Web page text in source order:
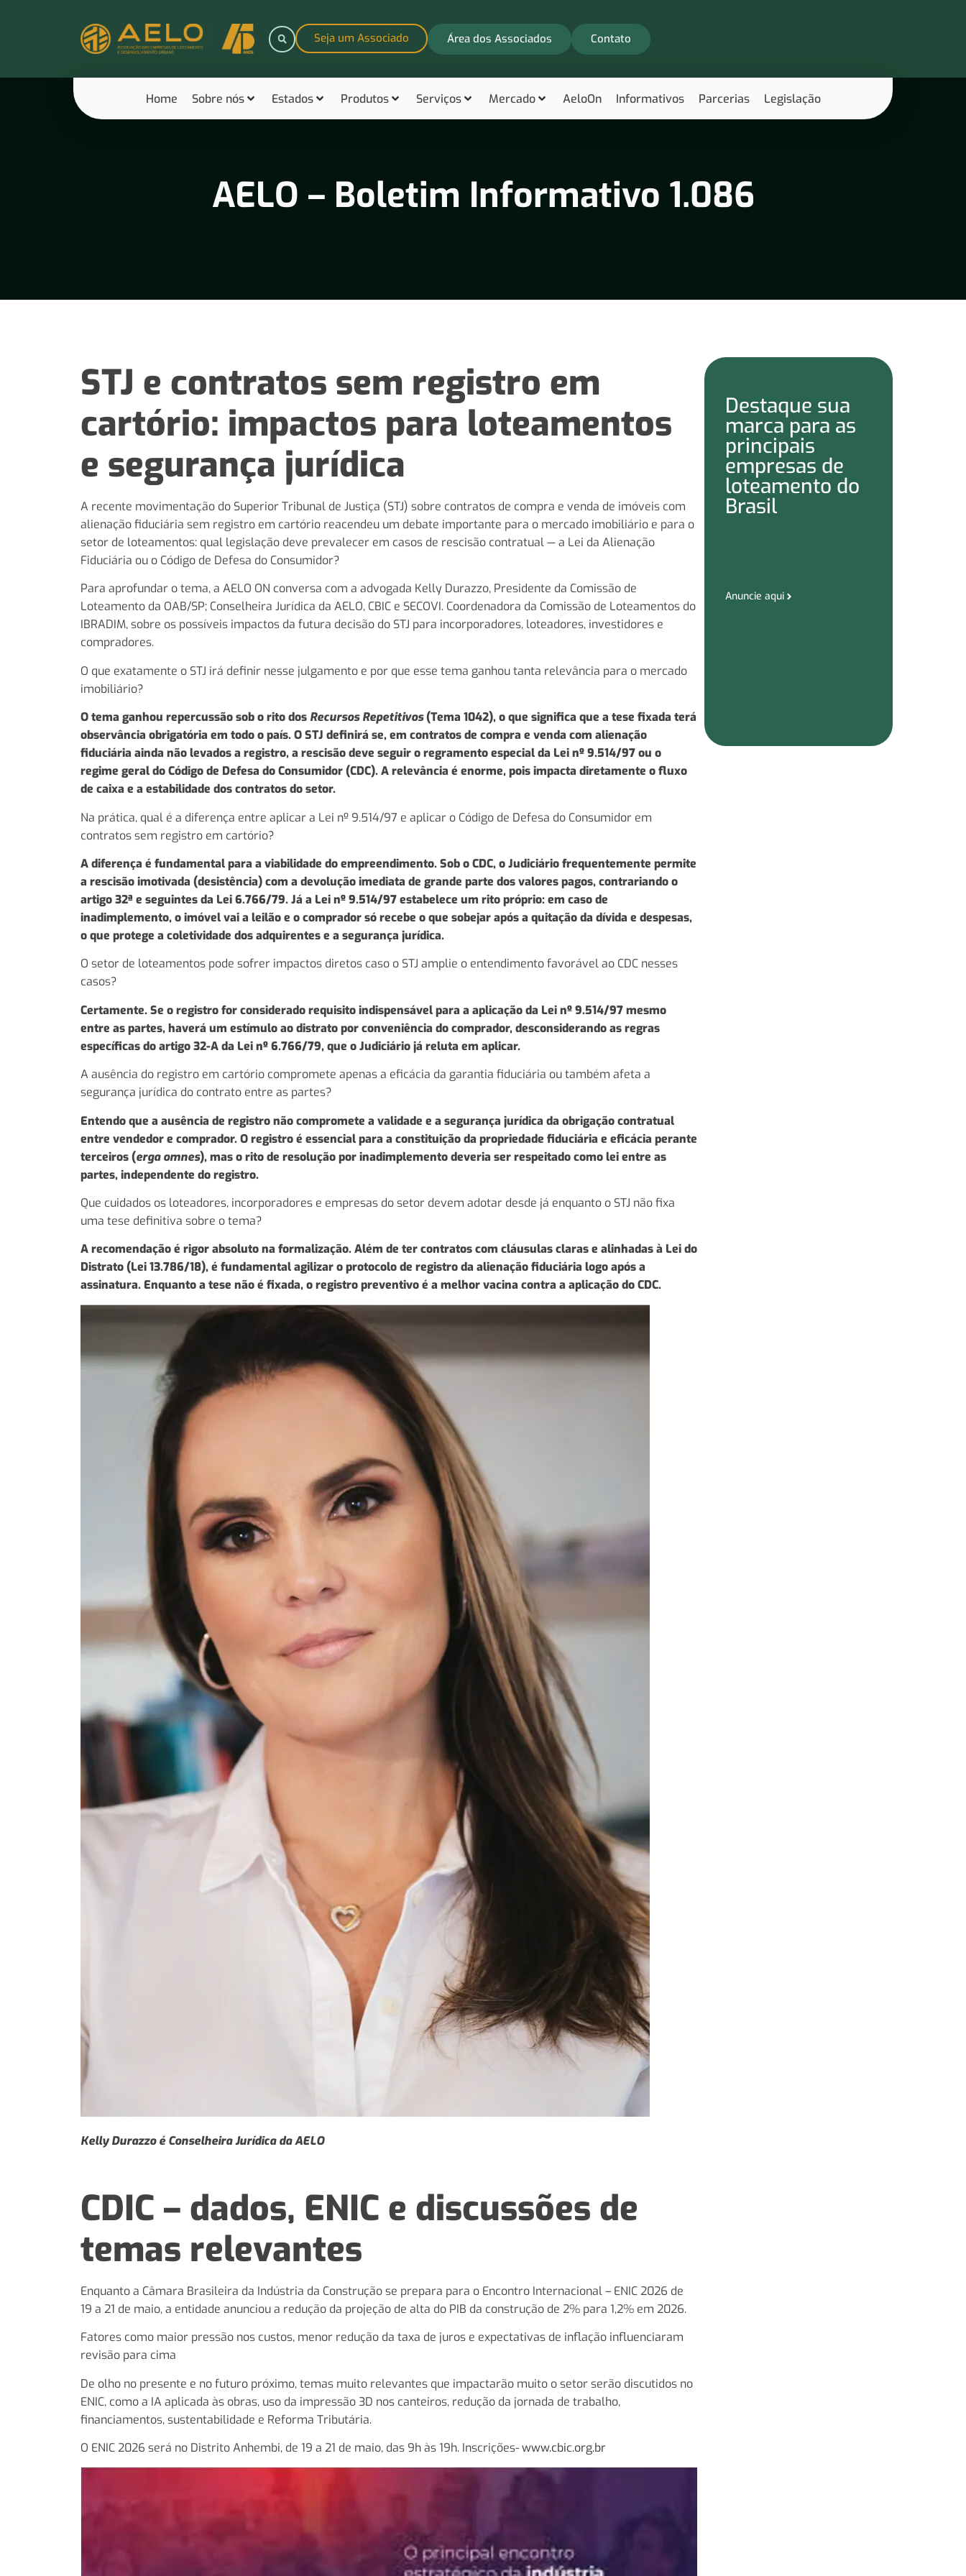
Seja um Associado Área dos Associados Contato
Home Sobre nós Estados Produtos Serviços Mercado AeloOn Informativos Parcerias Legislação
AELO – Boletim Informativo 1.086
STJ e contratos sem registro em
cartório: impactos para loteamentos
e segurança jurídica
A recente movimentação do Superior Tribunal de Justiça (STJ) sobre contratos de compra e venda de imóveis com
alienação fiduciária sem registro em cartório reacendeu um debate importante para o mercado imobiliário e para o
setor de loteamentos: qual legislação deve prevalecer em casos de rescisão contratual — a Lei da Alienação
Fiduciária ou o Código de Defesa do Consumidor?
Para aprofundar o tema, a AELO ON conversa com a advogada Kelly Durazzo, Presidente da Comissão de
Loteamento da OAB/SP; Conselheira Jurídica da AELO, CBIC e SECOVI. Coordenadora da Comissão de Loteamentos do
IBRADIM, sobre os possíveis impactos da futura decisão do STJ para incorporadores, loteadores, investidores e
compradores.
O que exatamente o STJ irá definir nesse julgamento e por que esse tema ganhou tanta relevância para o mercado
imobiliário?
O tema ganhou repercussão sob o rito dos Recursos Repetitivos(Tema 1042), o que significa que a tese fixada terá
observância obrigatória em todo o país. O STJ definirá se, em contratos de compra e venda com alienação
fiduciária ainda não levados a registro, a rescisão deve seguir o regramento especial da Lei nº 9.514/97 ou o
regime geral do Código de Defesa do Consumidor (CDC). A relevância é enorme, pois impacta diretamente o fluxo
de caixa e a estabilidade dos contratos do setor.
Na prática, qual é a diferença entre aplicar a Lei nº 9.514/97 e aplicar o Código de Defesa do Consumidor em
contratos sem registro em cartório?
A diferença é fundamental para a viabilidade do empreendimento. Sob o CDC, o Judiciário frequentemente permite
a rescisão imotivada (desistência) com a devolução imediata de grande parte dos valores pagos, contrariando o
artigo 32ª e seguintes da Lei 6.766/79. Já a Lei nº 9.514/97 estabelece um rito próprio: em caso de
inadimplemento, o imóvel vai a leilão e o comprador só recebe o que sobejar após a quitação da dívida e despesas,
o que protege a coletividade dos adquirentes e a segurança jurídica.
O setor de loteamentos pode sofrer impactos diretos caso o STJ amplie o entendimento favorável ao CDC nesses
casos?
Certamente. Se o registro for considerado requisito indispensável para a aplicação da Lei nº 9.514/97 mesmo
entre as partes, haverá um estímulo ao distrato por conveniência do comprador, desconsiderando as regras
específicas do artigo 32-A da Lei nº 6.766/79, que o Judiciário já reluta em aplicar.
A ausência do registro em cartório compromete apenas a eficácia da garantia fiduciária ou também afeta a
segurança jurídica do contrato entre as partes?
Entendo que a ausência de registro não compromete a validade e a segurança jurídica da obrigação contratual
entre vendedor e comprador. O registro é essencial para a constituição da propriedade fiduciária e eficácia perante
terceiros (erga omnes), mas o rito de resolução por inadimplemento deveria ser respeitado como lei entre as
partes, independente do registro.
Que cuidados os loteadores, incorporadores e empresas do setor devem adotar desde já enquanto o STJ não fixa
uma tese definitiva sobre o tema?
A recomendação é rigor absoluto na formalização. Além de ter contratos com cláusulas claras e alinhadas à Lei do
Distrato (Lei 13.786/18), é fundamental agilizar o protocolo de registro da alienação fiduciária logo após a
assinatura. Enquanto a tese não é fixada, o registro preventivo é a melhor vacina contra a aplicação do CDC.
Kelly Durazzo é Conselheira Jurídica da AELO
CDIC – dados, ENIC e discussões de
temas relevantes
Enquanto a Câmara Brasileira da Indústria da Construção se prepara para o Encontro Internacional – ENIC 2026 de
19 a 21 de maio, a entidade anunciou a redução da projeção de alta do PIB da construção de 2% para 1,2% em 2026.
Fatores como maior pressão nos custos, menor redução da taxa de juros e expectativas de inflação influenciaram
revisão para cima
De olho no presente e no futuro próximo, temas muito relevantes que impactarão muito o setor serão discutidos no
ENIC, como a IA aplicada às obras, uso da impressão 3D nos canteiros, redução da jornada de trabalho,
financiamentos, sustentabilidade e Reforma Tributária.
O ENIC 2026 será no Distrito Anhembi, de 19 a 21 de maio, das 9h às 19h. Inscrições-www.cbic.org.br
Destaque sua
marca para as
principais
empresas de
loteamento do
Brasil
Anuncie aqui